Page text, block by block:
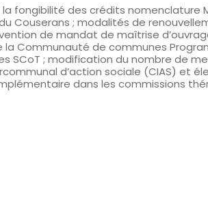
la fongibilité des crédits nomenclature
Couserans ; modalités de
de mandat de maîtrise
Communauté de communes
SCoT ; modification du nombre de
d’action sociale (CIAS) et
dans les commissions